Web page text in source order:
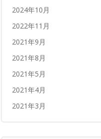
2024年10月
2022年11月
2021年9月
2021年8月
2021年5月
2021年4月
2021年3月